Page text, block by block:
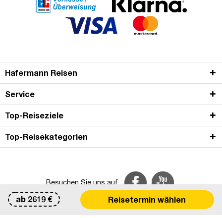
ab 2619 € Reisetermin wählen
Hafermann Reisen
Service
Top-Reiseziele
Top-Reisekategorien
Besuchen Sie uns auf